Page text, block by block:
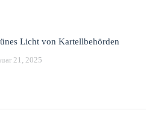
Licht von Kartellbehörden
21, 2025